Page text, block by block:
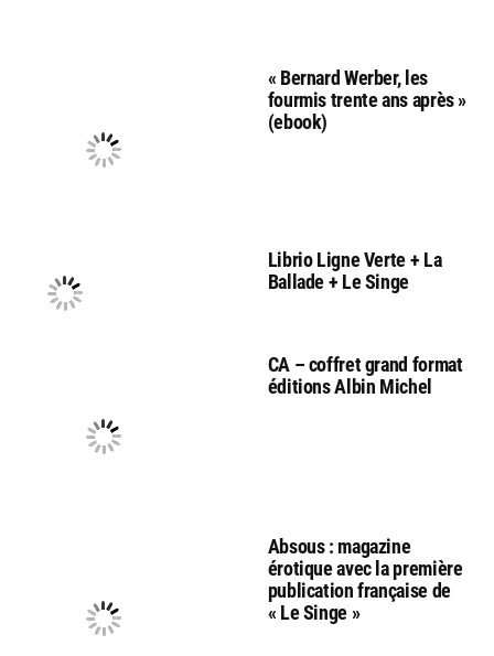
« Bernard Werber, les
fourmis trente ans après »
(ebook)
Librio Ligne Verte + La
Ballade + Le Singe
CA – coffret grand format
éditions Albin Michel
Absous : magazine
érotique avec la première
publication française de
« Le Singe »